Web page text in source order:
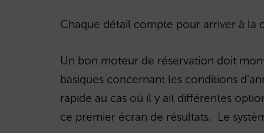
Chaque détail compte pour arriver à la
Un bon moteur de réservation doit
basiques concernant les conditions
rapide au cas où il y ait différentes
ce premier écran de résultats. Le